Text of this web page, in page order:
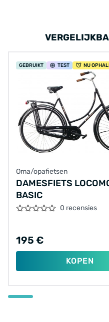
GEBRUIKT TEST NU
Oma/opafietsen
DAMESFIETS
BASIC
0 recensies
195 €
KOPEN